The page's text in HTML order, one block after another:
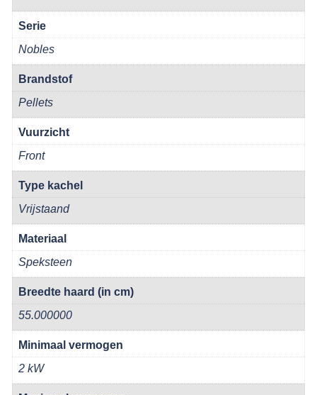
Serie
Nobles
Brandstof
Pellets
Vuurzicht
Front
Type kachel
Vrijstaand
Materiaal
Speksteen
Breedte haard (in cm)
55.000000
Minimaal vermogen
2 kW